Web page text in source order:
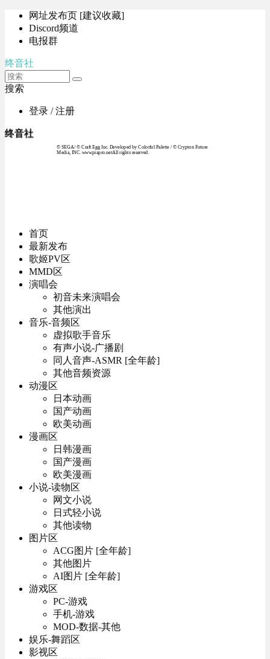
网址发布页 [建议收藏]
Discord频道
电报群
终音社
搜索
登录 / 注册
终音社
© SEGA / © Craft Egg Inc. Developed by Colorful Palette / © Crypton Future
Media, INC. www.piapro.netAll rights reserved.
首页
最新发布
歌姬PV区
MMD区
演唱会
初音未来演唱会
其他演出
音乐-音频区
虚拟歌手音乐
有声小说-广播剧
同人音声-ASMR [全年龄]
其他音频资源
动漫区
日本动画
国产动画
欧美动画
漫画区
日韩漫画
国产漫画
欧美漫画
小说-读物区
网文小说
日式轻小说
其他读物
图片区
ACG图片 [全年龄]
其他图片
AI图片 [全年龄]
游戏区
PC-游戏
手机-游戏
MOD-数据-其他
娱乐-舞蹈区
影视区